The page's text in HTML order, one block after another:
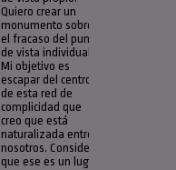
Quiero crear un
monumento sobre
el fracaso del punto
de vista individual.
Mi objetivo es
escapar del centro
de esta red de
complicidad que
creo que está
naturalizada entre
nosotros. Considero
que ese es un lugar